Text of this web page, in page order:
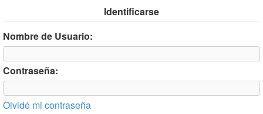
Identificarse
Nombre de Usuario:
Contraseña:
Olvidé mi contraseña